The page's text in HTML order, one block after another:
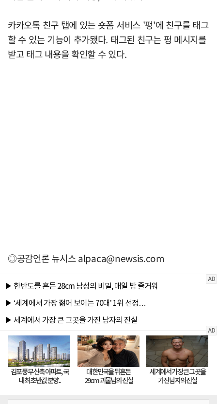
카카오톡 친구 탭에 있는 숏폼 서비스 '펑'에 친구를 태그
할 수 있는 기능이 추가됐다. 태그된 친구는 펑 메시지를
받고 태그 내용을 확인할 수 있다.
◎공감언론 뉴시스alpaca@newsis.com